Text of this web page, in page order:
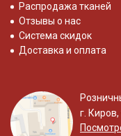
Распродажа тканей
Отзывы о нас
Система скидок
Доставка и оплата
г.